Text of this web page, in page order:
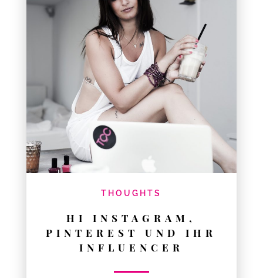
THOUGHTS
HI INSTAGRAM,
PINTEREST UND IHR
INFLUENCER